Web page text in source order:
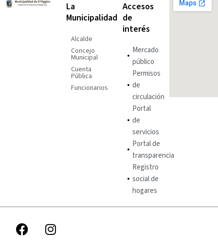
La
Municipalidad
Alcalde
Concejo
Municipal
Cuenta
Pública
Funcionarios
Accesos
de
interés
Mercado
público
Permisos
de
circulación
Portal
de
servicios
Portal de
transparencia
Registro
social de
hogares
F
a
I
n